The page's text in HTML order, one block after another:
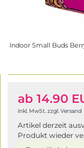
Indoor Small Buds
ab 14.90
inkl. MwSt. zzgl. Versand
Artikel derzeit
Produkt wieder